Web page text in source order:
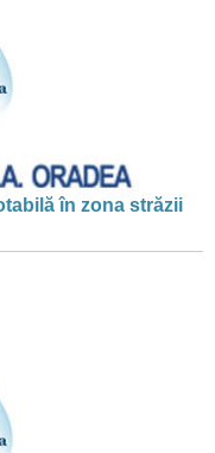
în zona străzii